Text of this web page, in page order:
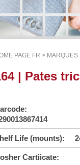
PAGE FR > MARQUES
| Pates
Life (mounts):
Cartiicate: